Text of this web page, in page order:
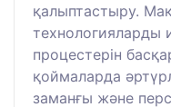
қалыптастыру.
технологияларды
процестерін
қоймаларда
заманғы және